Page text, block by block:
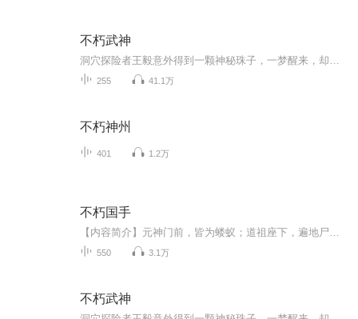
不朽武神
255 41.1万
不朽神州
401 1.2万
不朽国手
550 3.1万
不朽武神